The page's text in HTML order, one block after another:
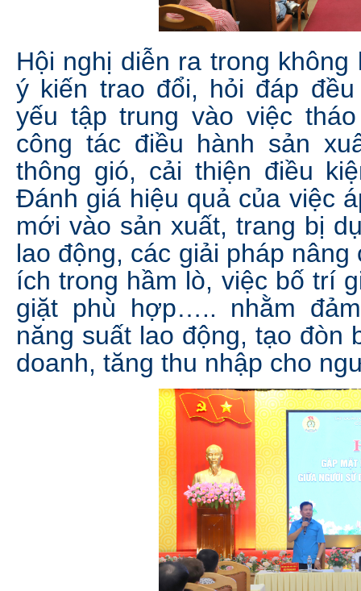
Hội nghị diễn ra trong
ý kiến trao đổi, hỏi đáp
yếu tập trung vào việc
công tác điều hành sản
thông gió, cải thiện điều
Đánh giá hiệu quả của việc
mới vào sản xuất, trang bị
lao động, các giải pháp
ích trong hầm lò, việc bố trí
giặt phù hợp….. nhằm
năng suất lao động, tạo đòn
doanh, tăng thu nhập cho